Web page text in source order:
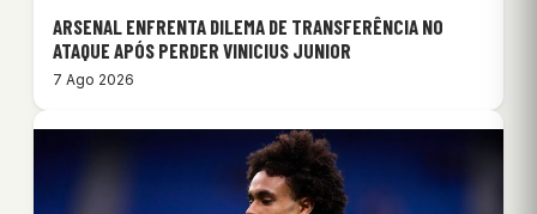
ARSENAL ENFRENTA DILEMA DE TRANSFERÊNCIA NO
ATAQUE APÓS PERDER VINICIUS JUNIOR
7 Ago 2026